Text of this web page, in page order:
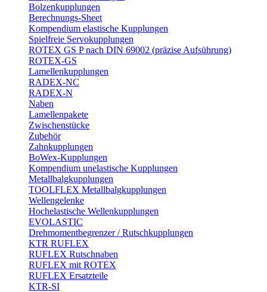
Bolzenkupplungen
Berechnungs-Sheet
Kompendium elastische Kupplungen
Spielfreie Servokupplungen
ROTEX GS P nach DIN 69002 (präzise Aufsührung)
ROTEX-GS
Lamellenkupplungen
RADEX-NC
RADEX-N
Naben
Lamellenpakete
Zwischenstücke
Zubehör
Zahnkupplungen
BoWex-Kupplungen
Kompendium unelastische Kupplungen
Metallbalgkupplungen
TOOLFLEX Metallbalgkupplungen
Wellengelenke
Hochelastische Wellenkupplungen
EVOLASTIC
Drehmomentbegrenzer / Rutschkupplungen
KTR RUFLEX
RUFLEX Rutschnaben
RUFLEX mit ROTEX
RUFLEX Ersatzteile
KTR-SI